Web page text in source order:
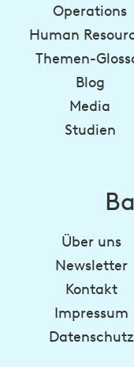
Operations
Human
Themen-
Blog
Media
Studien
Über uns
Newsletter
Kontakt
Impressum
Datenschutz